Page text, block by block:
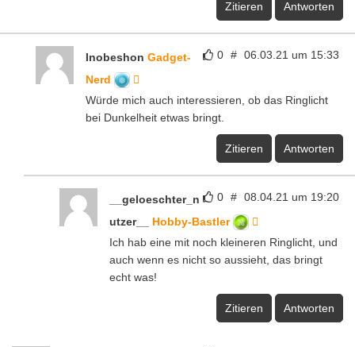
Zitieren Antworten
0 # 06.03.21 um 15:33
Inobeshon Gadget-
Nerd
Würde mich auch interessieren, ob das Ringlicht
bei Dunkelheit etwas bringt.
Zitieren Antworten
0 # 08.04.21 um 19:20
__geloeschter_n
utzer__ Hobby-Bastler
Ich hab eine mit noch kleineren Ringlicht, und
auch wenn es nicht so aussieht, das bringt
echt was!
Zitieren Antworten